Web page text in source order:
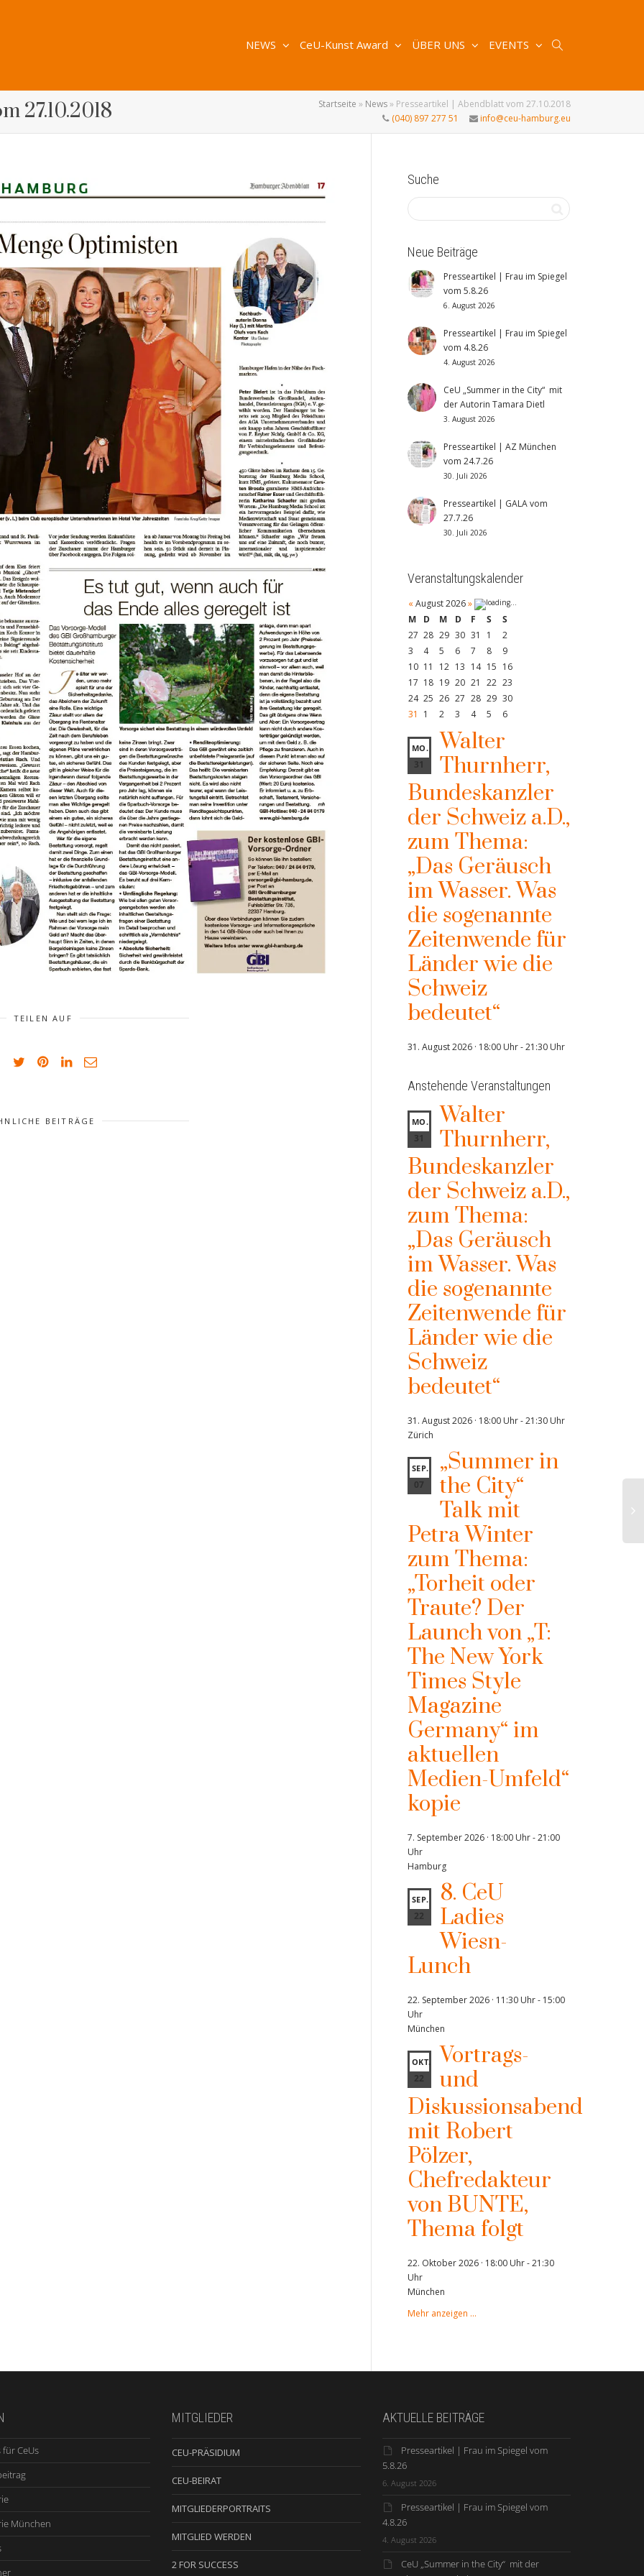
NEWS CeU-Kunst Award ÜBER UNS EVENTS
27.10.2018 Startseite » News» Presseartikel | Abendblatt vom 27.10.2018
(040) 897 277 51
info@ceu-hamburg.eu
TEILEN AUF
BEITRÄGE
Suche
Neue Beiträge
Presseartikel | Frau im Spiegel
vom 5.8.26
6. August 2026
Presseartikel | Frau im Spiegel
vom 4.8.26
4. August 2026
CeU „Summer in the City“ mit
der Autorin Tamara Dietl
3. August 2026
Presseartikel | AZ München
vom 24.7.26
30. Juli 2026
Presseartikel | GALA vom
27.7.26
30. Juli 2026
Veranstaltungskalender
« August 2026 »
M
D M D F S
S
27 28 29 30 31 1
2
3
4 5 6 7 8
9
10 11 12 13 14 15 16
17 18 19 20 21 22 23
24 25 26 27 28 29 30
31
1 2 3 4 5 6
MO.
31
Walter
Thurnherr,
Bundeskanzler
der Schweiz a.D.,
zum Thema:
„Das Geräusch
im Wasser. Was
die sogenannte
Zeitenwende für
Länder wie die
Schweiz
bedeutet“
31. August 2026 · 18:00 Uhr-21:30 Uhr
Anstehende Veranstaltungen
MO.
31
Walter
Thurnherr,
Bundeskanzler
der Schweiz a.D.,
zum Thema:
„Das Geräusch
im Wasser. Was
die sogenannte
Zeitenwende für
Länder wie die
Schweiz
bedeutet“
31. August 2026 · 18:00 Uhr-21:30 Uhr
Zürich
SEP.
07
„Summer in
the City“
Talk mit
Petra Winter
zum Thema:
„Torheit oder
Traute? Der
Launch von „T:
The New York
Times Style
Magazine
Germany“ im
aktuellen
Medien-Umfeld“
kopie
7. September 2026 · 18:00 Uhr-21:00
Uhr
Hamburg
SEP.
22
8. CeU
Ladies
Wiesn-
Lunch
22. September 2026 · 11:30 Uhr- 15:00
Uhr
München
OKT.
22
Vortrags-
und
Diskussionsabend
mit Robert
Pölzer,
Chefredakteur
von BUNTE,
Thema folgt
22. Oktober 2026 · 18:00 Uhr-21:30
Uhr
München
Mehr anzeigen …
für CeUs
München
MITGLIEDER
CEU-PRÄSIDIUM
CEU-BEIRAT
MITGLIEDERPORTRAITS
MITGLIED WERDEN
2 FOR SUCCESS
AKTUELLE BEITRÄGE
Presseartikel | Frau im Spiegel vom
5.8.26
6. August 2026
Presseartikel | Frau im Spiegel vom
4.8.26
4. August 2026
CeU „Summer in the City“ mit der